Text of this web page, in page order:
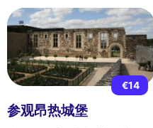
€14
参观昂热城堡